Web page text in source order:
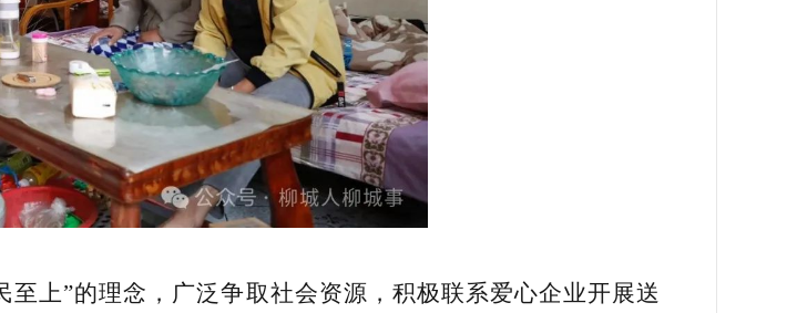
上”的理念，广泛争取社会资源，积极联系爱心企业开展送